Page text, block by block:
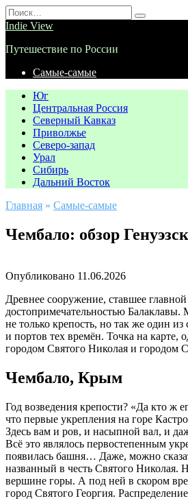
Перейти
к
Search
for:
Indie View
Путешествие по России
Самые-самые
Юг
Центральная Россия
Северный Кавказ
Приволжье
Северо-запад
Урал
Сибирь
Дальний Восток
Главная » Самые-самые
Чембало: обзор
Опубликовано 11.06.2026
Древнее сооружение, ставшее
достопримечательностью Балаклавы.
не только крепость, но так же один
и портов тех времён. Точка на карте,
городом Святого Николая и городом
Чембало, Крым
Год возведения крепости? «Да кто ж
что первые укрепления на горе
Здесь вам и ров, и насыпной вал, и
Всё это являлось первостепенным
появилась башня… Даже, можно
названный в честь Святого Николая.
вершине горы. А под ней в скором
город Святого Георгия.